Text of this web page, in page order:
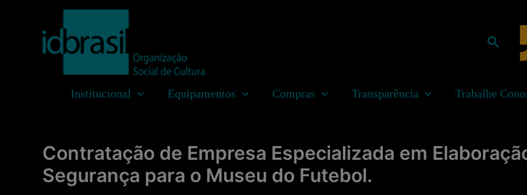
Institucional Equipamentos Compras Transparência Trabalhe
Contratação de Empresa Especializada em
Segurança para o Museu do Futebol.